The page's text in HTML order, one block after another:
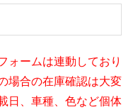
ォームは連動しており
場合の在庫確認は大変
日、車種、色など個体